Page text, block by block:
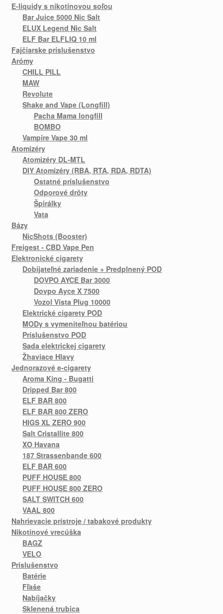
E-liquidy s nikotínovou soľou
Bar Juice 5000 Nic Salt
ELUX Legend Nic Salt
ELF Bar ELFLIQ 10 ml
Fajčiarske príslušenstvo
Arómy
CHILL PILL
MAW
Revolute
Shake and Vape (Longfill)
Pacha Mama longfill
BOMBO
Vampire Vape 30 ml
Atomizéry
Atomizéry DL-MTL
DIY Atomizéry (RBA, RTA, RDA, RDTA)
Ostatné príslušenstvo
Odporové drôty
Špirálky
Vata
Bázy
NicShots (Booster)
Freigest - CBD Vape Pen
Elektronické cigarety
Dobíjateľné zariadenie + Predplnený POD
DOVPO AYCE Bar 3000
Dovpo Ayce X 7500
Vozol Vista Plug 10000
Elektrické cigarety POD
MODy s vymeniteľnou batériou
Príslušenstvo POD
Sada elektrickej cigarety
Žhaviace Hlavy
Jednorazové e-cigarety
Aroma King - Bugatti
Dripped Bar 800
ELF BAR 800
ELF BAR 800 ZERO
HIGS XL ZERO 900
Salt Cristallite 800
XO Havana
187 Strassenbande 600
ELF BAR 600
PUFF HOUSE 800
PUFF HOUSE 800 ZERO
SALT SWITCH 600
VAAL 800
Nahrievacie prístroje / tabakové produkty
Nikotínové vrecúška
BAGZ
VELO
Príslušenstvo
Batérie
Fľaše
Nabíjačky
Sklenená trubica